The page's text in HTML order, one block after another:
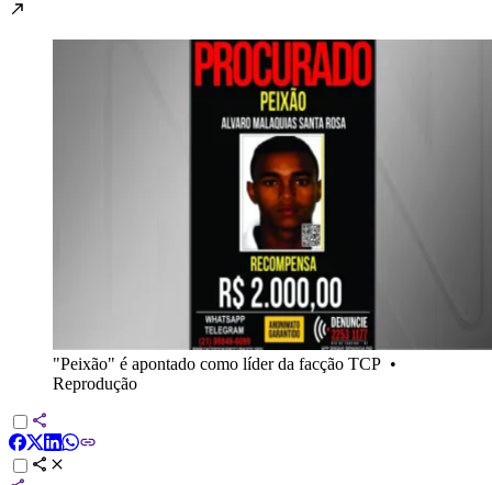
"Peixão" é apontado como líder da facção TCP •
Reprodução